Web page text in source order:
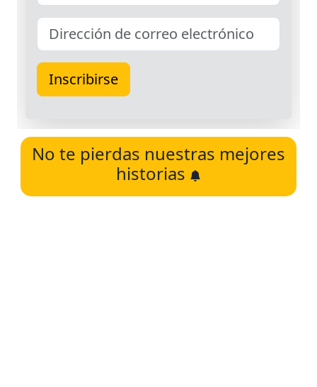
No te pierdas nuestras mejores
historias